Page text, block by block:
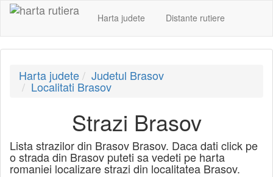
Harta judete Distante rutiere
Harta judete Judetul Brasov
Localitati Brasov
Strazi Brasov
Lista strazilor din Brasov Brasov. Daca dati click pe
o strada din Brasov puteti sa vedeti pe harta
romaniei localizare strazi din localitatea Brasov.